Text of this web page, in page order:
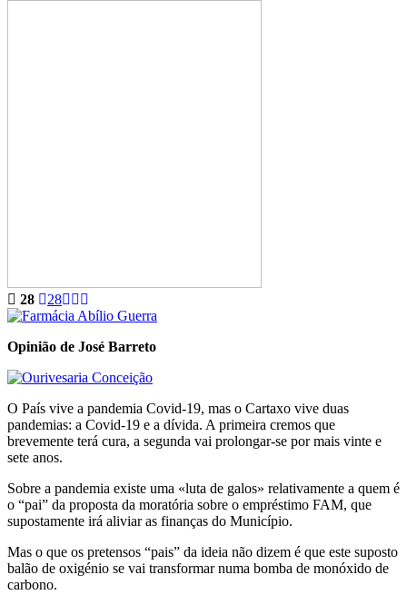
28 28
Opinião de José Barreto
O País vive a pandemia Covid-19, mas o Cartaxo vive duas
pandemias: a Covid-19 e a dívida. A primeira cremos que
brevemente terá cura, a segunda vai prolongar-se por mais vinte e
sete anos.
Sobre a pandemia existe uma «luta de galos» relativamente a quem é
o “pai” da proposta da moratória sobre o empréstimo FAM, que
supostamente irá aliviar as finanças do Município.
Mas o que os pretensos “pais” da ideia não dizem é que este suposto
balão de oxigénio se vai transformar numa bomba de monóxido de
carbono.